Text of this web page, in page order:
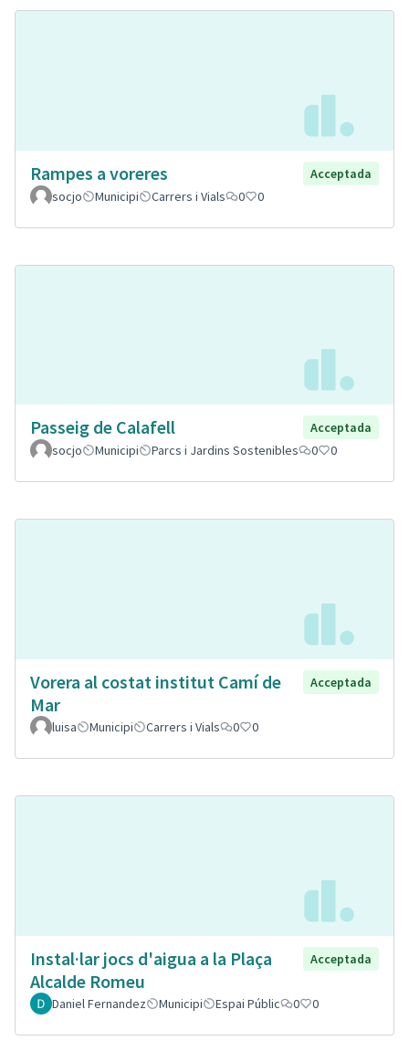
Rampes a voreres
Acceptada
socjo
Municipi Carrers i Vials 0 0
Passeig de Calafell
Acceptada
socjo
Municipi Parcs i Jardins Sostenibles 0 0
Vorera al costat institut Camí de
Mar
Acceptada
luisa Municipi Carrers i Vials 0 0
Instal·lar jocs d'aigua a la Plaça
Alcalde Romeu
Acceptada
Daniel Fernandez Municipi Espai Públic 0 0